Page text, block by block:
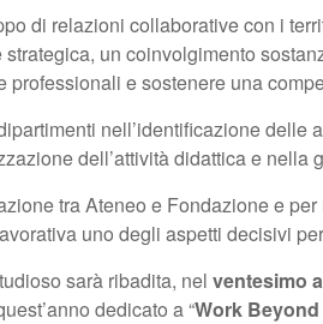
di relazioni collaborative con i
un coinvolgimento
e sostenere una
nell’identificazione
dell’attività didattica e nella
tra Ateneo e Fondazione e
uno degli aspetti decisivi
sarà ribadita, nel ventesimo
dedicato a “Work